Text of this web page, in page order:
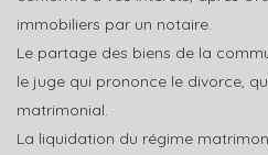
immobiliers par un notaire.
Le partage des biens de la
le juge qui prononce le divorce,
matrimonial.
La liquidation du régime